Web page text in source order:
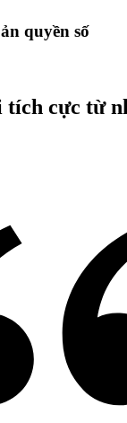
quyền số
tích cực từ